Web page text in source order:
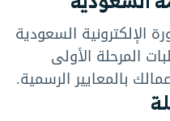
الإلكترونية السعودية
المرحلة الأولى
بالمعايير الرسمية.